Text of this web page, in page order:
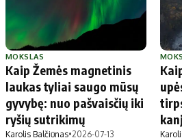
MOKSLAS
Kaip Žemės magnetinis
laukas tyliai saugo mūsų
gyvybę: nuo pašvaisčių iki
ryšių sutrikimų
Karolis Balčiūnas•2026-07-13